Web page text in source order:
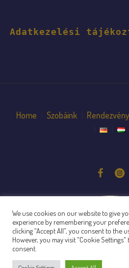
Adatkezelési
Home Szobáink
We use cookies on our website to give
experience by remembering your
clicking “Accept All”, you consent to the
However, you may visit "Cookie
consent.